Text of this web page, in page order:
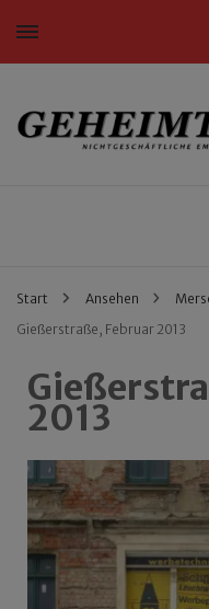
Nichtgeschäftliche
Start Ansehen
Gießerstraße, Februar 2013
2013